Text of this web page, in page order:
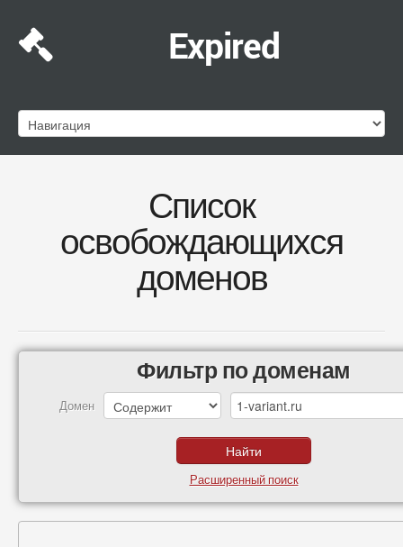
Expired
Список
освобождающихся
доменов
Фильтр по доменам
Домен
Расширенный поиск